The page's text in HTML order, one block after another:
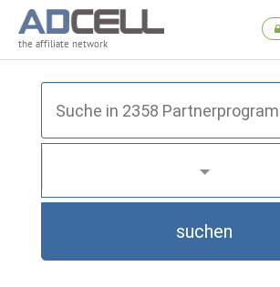
the affiliate network
suchen